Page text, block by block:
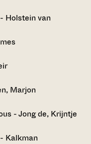
Holstein van
Marjon
- Jong de, Krijntje
Kalkman